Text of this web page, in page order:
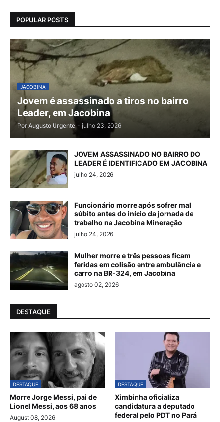
POPULAR POSTS
JACOBINA
Jovem é assassinado a tiros no bairro
Leader, em Jacobina
Por Augusto Urgente - julho 23, 2026
JOVEM ASSASSINADO NO BAIRRO DO
LEADER É IDENTIFICADO EM JACOBINA
julho 24, 2026
Funcionário morre após sofrer mal
súbito antes do início da jornada de
trabalho na Jacobina Mineração
julho 24, 2026
Mulher morre e três pessoas ficam
feridas em colisão entre ambulância e
carro na BR-324, em Jacobina
agosto 02, 2026
DESTAQUE
DESTAQUE
Morre Jorge Messi, pai de
Lionel Messi, aos 68 anos
August 08, 2026
DESTAQUE
Ximbinha oficializa
candidatura a deputado
federal pelo PDT no Pará